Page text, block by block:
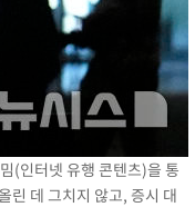
(인터넷 유행 콘텐츠)을 통
린 데 그치지 않고, 증시 대